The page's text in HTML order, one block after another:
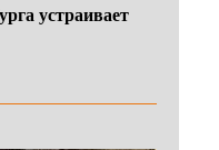
устраивает